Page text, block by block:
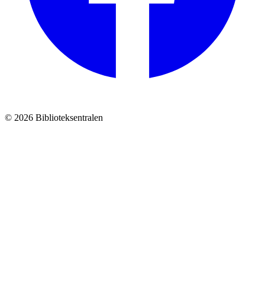
© 2026 Biblioteksentralen